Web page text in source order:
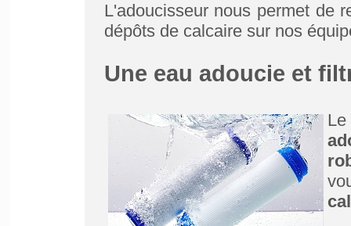
L'adoucisseur nous permet de
dépôts de calcaire sur nos
Une eau adoucie et